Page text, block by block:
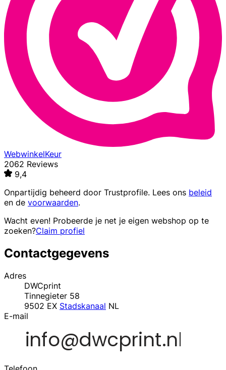
WebwinkelKeur
2062 Reviews
9,4
Onpartijdig beheerd door Trustprofile. Lees ons beleid
en de voorwaarden.
Wacht even! Probeerde je net je eigen webshop op te
zoeken?Claim profiel
Contactgegevens
Adres
DWCprint
Tinnegieter 58
9502 EX Stadskanaal NL
E-mail